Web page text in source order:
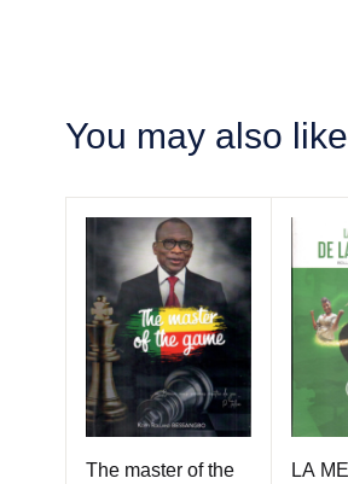
You may also
The master of the
LA